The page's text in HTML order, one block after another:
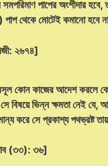
সমপরিমাণ পাপের অংশীদার হবে,
পাপ থেকে মোটেই কমানো হবে
২৬৭৪]
কোন কাজের আদেশ করলে
সে বিষয়ে ভিন্ন ক্ষমতা নেই যে,
করে সে প্রকাশ্য পথভ্রষ্ট
(৩৩): ৩৬]